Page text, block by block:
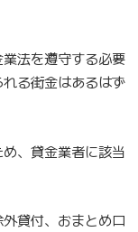
法を遵守する必要
る街金はあるはず
、貸金業者に該当
貸付、おまとめロ